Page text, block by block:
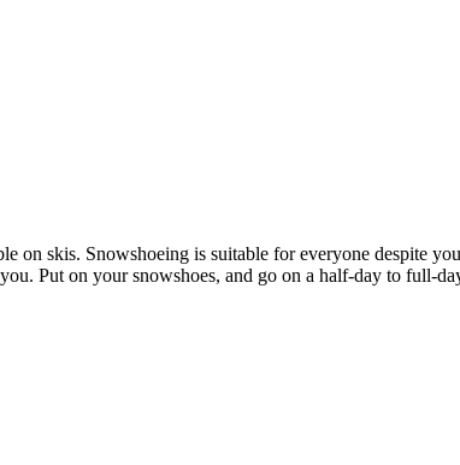
skis. Snowshoeing is suitable for everyone despite
Put on your snowshoes, and go on a half-day to full-